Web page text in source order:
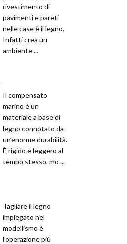
rivestimento di
pavimenti e pareti
nelle case è il legno.
Infatti crea un
ambiente ...
Il compensato
marino è un
materiale a base di
legno connotato da
un’enorme durabilità.
È rigido e leggero al
tempo stesso, mo ...
Tagliare il legno
impiegato nel
modellismo è
l’operazione più